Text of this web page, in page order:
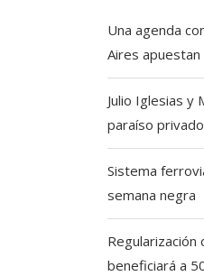
Una agenda
Aires
Julio Iglesias y
paraíso privado
Sistema
semana negra
beneficiará a